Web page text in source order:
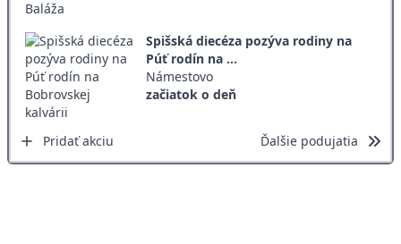
Spišská diecéza pozýva rodiny na
Púť rodín na ...
Námestovo
začiatok o deň
Pridať akciu Ďalšie podujatia